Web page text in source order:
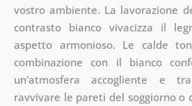
vostro ambiente. La lavorazione
contrasto bianco vivacizza il
aspetto armonioso. Le calde
combinazione con il bianco
un'atmosfera accogliente e
ravvivare le pareti del soggiorno o